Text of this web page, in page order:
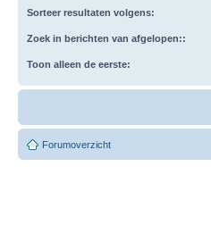
Sorteer resultaten volgens:
Zoek in berichten van afgelopen::
Toon alleen de eerste:
Forumoverzicht